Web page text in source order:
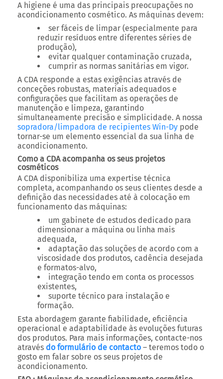
A higiene é uma das principais preocupações no
acondicionamento cosmético. As máquinas devem:
ser fáceis de limpar (especialmente para
reduzir resíduos entre diferentes séries de
produção),
evitar qualquer contaminação cruzada,
cumprir as normas sanitárias em vigor.
A CDA responde a estas exigências através de
conceções robustas, materiais adequados e
configurações que facilitam as operações de
manutenção e limpeza, garantindo
simultaneamente precisão e simplicidade. A nossa
sopradora/limpadora de recipientes Win-Dy pode
tornar-se um elemento essencial da sua linha de
acondicionamento.
Como a CDA acompanha os seus projetos
cosméticos
A CDA disponibiliza uma expertise técnica
completa, acompanhando os seus clientes desde a
definição das necessidades até à colocação em
funcionamento das máquinas:
um gabinete de estudos dedicado para
dimensionar a máquina ou linha mais
adequada,
adaptação das soluções de acordo com a
viscosidade dos produtos, cadência desejada
e formatos-alvo,
integração tendo em conta os processos
existentes,
suporte técnico para instalação e
formação.
Esta abordagem garante fiabilidade, eficiência
operacional e adaptabilidade às evoluções futuras
dos produtos. Para mais informações, contacte-nos
através do formulário de contacto – teremos todo o
gosto em falar sobre os seus projetos de
acondicionamento.